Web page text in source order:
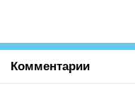
Комментарии